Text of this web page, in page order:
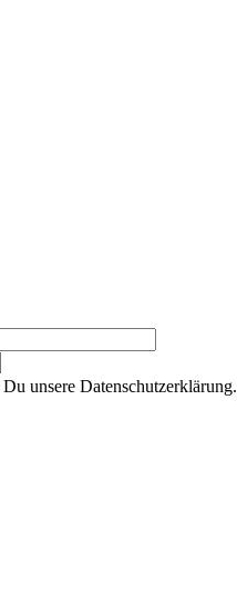
unsere Datenschutzerklärung.